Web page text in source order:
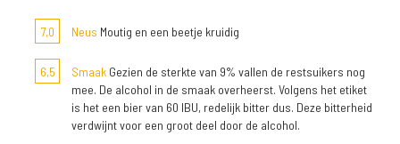
7,0 Neus Moutig en een beetje kruidig
6,5 Smaak Gezien de sterkte van 9% vallen de restsuikers nog
mee. De alcohol in de smaak overheerst. Volgens het etiket
is het een bier van 60 IBU, redelijk bitter dus. Deze bitterheid
verdwijnt voor een groot deel door de alcohol.